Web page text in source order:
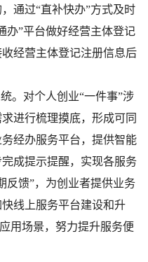
通过“直补快办”方式及时
办”平台做好经营主体登记
经营主体登记注册信息后
对个人创业“一件事”涉
进行梳理摸底，形成可同
经办服务平台，提供智能
成提示提醒，实现各服务
反馈”，为创业者提供业务
线上服务平台建设和升
用场景，努力提升服务便